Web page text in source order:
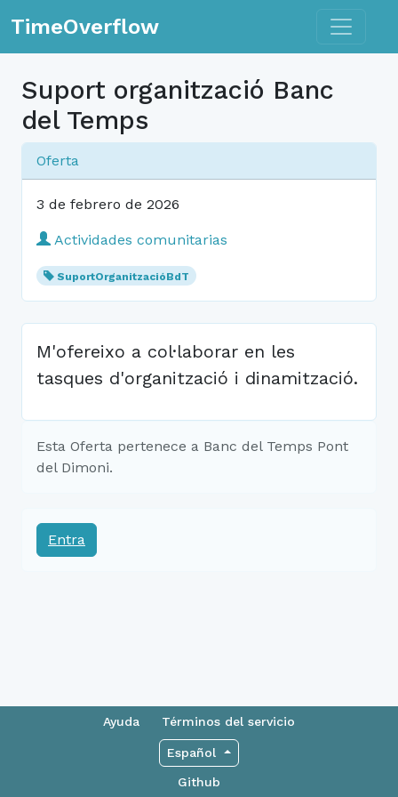
TimeOverflow Toggle
Suport organització Banc
del Temps
Oferta
3 de febrero de 2026
Actividades comunitarias
SuportOrganitzacióBdT
M'ofereixo a col·laborar en les
tasques d'organització i dinamització.
Esta Oferta pertenece a Banc del Temps Pont
del Dimoni.
Entra
Ayuda Términos del servicio
Español
Github